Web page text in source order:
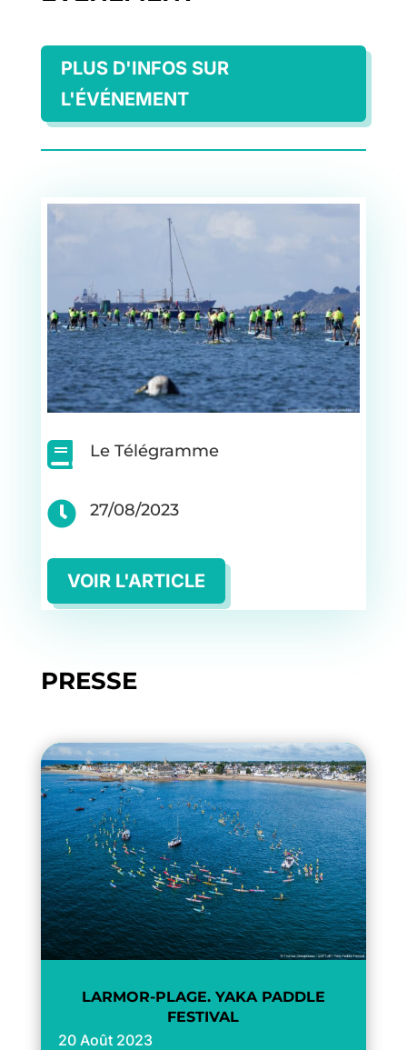
PLUS D'INFOS SUR
L'ÉVÉNEMENT
 Le Télégramme
 27/08/2023
VOIR L'ARTICLE
PRESSE
LARMOR-PLAGE. YAKA PADDLE
FESTIVAL
20 Août 2023